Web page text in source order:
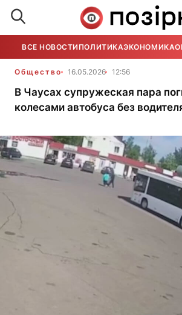
ВСЕ НОВОСТИ ПОЛИТИКАЭКОНОМИКА
Общество 16.05.2026 12:56
В Чаусах супружеская пара
колесами автобуса без